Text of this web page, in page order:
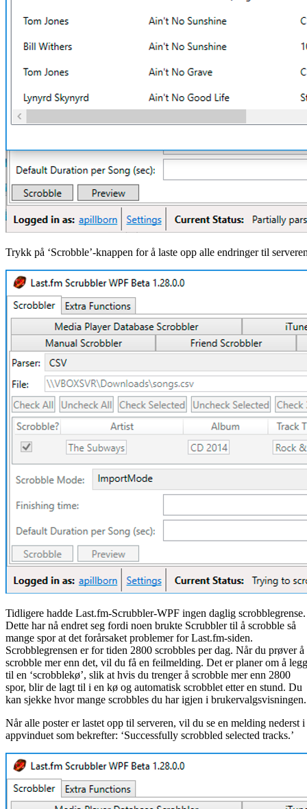
Trykk på ‘Scrobble’-knappen for å laste opp alle endringer til
Tidligere hadde Last.fm-Scrubbler-WPF ingen daglig scrobblegrense.
Dette har nå endret seg fordi noen brukte Scrubbler til å scrobble så
mange spor at det forårsaket problemer for Last.fm-siden.
Scrobblegrensen er for tiden 2800 scrobbles per dag. Når du prøver å
scrobble mer enn det, vil du få en feilmelding. Det er planer om å
til en ‘scrobblekø’, slik at hvis du trenger å scrobble mer enn 2800
spor, blir de lagt til i en kø og automatisk scrobblet etter en stund. Du
kan sjekke hvor mange scrobbles du har igjen i brukervalgsvisningen.
Når alle poster er lastet opp til serveren, vil du se en melding nederst i
appvinduet som bekrefter: ‘Successfully scrobbled selected tracks.’